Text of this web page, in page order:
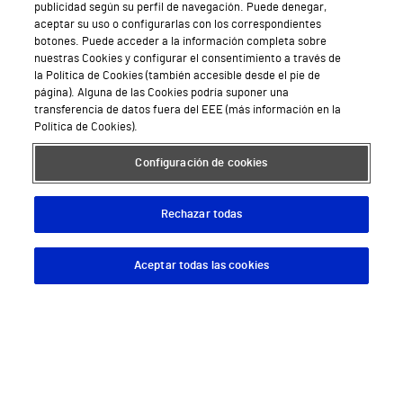
Hospital Vithas Valencia Consuelo
Hospital Vithas Vigo
Hospital Vithas Valencia Turia
Hospital Vithas Vitoria
Hospital Vithas Xanit Internacional (Benalmádena)
Sobre Vithas
Descargar App
publicidad según su perfil de navegación. Puede denegar,
aceptar su uso o configurarlas con los correspondientes
botones. Puede acceder a la información completa sobre
nuestras Cookies y configurar el consentimiento a través de
la Política de Cookies (también accesible desde el pie de
página). Alguna de las Cookies podría suponer una
transferencia de datos fuera del EEE (más información en la
Política de Cookies).
Configuración de cookies
Rechazar todas
Aceptar todas las cookies